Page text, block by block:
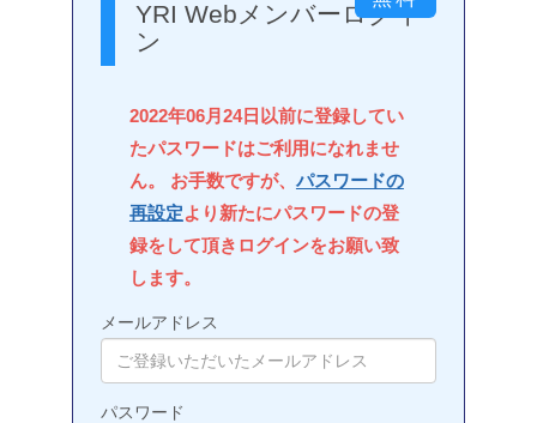
YRI Webメンバーログイ
ン
2022年06月24日以前に登録してい
たパスワードはご利用になれませ
ん。 お手数ですが、 パスワードの
再設定より新たにパスワードの登
録をして頂きログインをお願い致
します。
メールアドレス
パスワード